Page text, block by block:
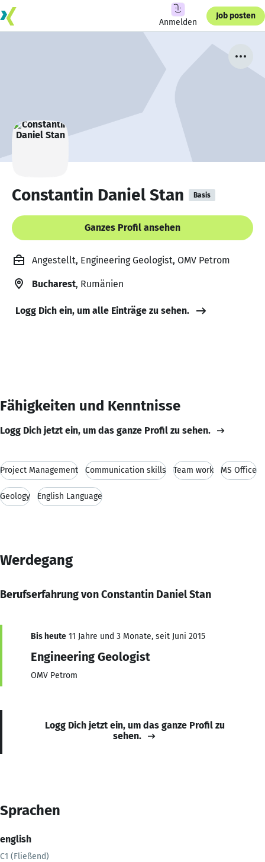
Anmelden
Job posten
Constantin Daniel Stan Basis
Ganzes Profil ansehen
Angestellt, Engineering Geologist, OMV Petrom
Bucharest, Rumänien
Logg Dich ein, um alle Einträge zu sehen.
Fähigkeiten und Kenntnisse
Logg Dich jetzt ein, um das ganze Profil zu sehen.
Project Management Communication skills Team work MS Office
Geology English Language
Werdegang
Berufserfahrung von Constantin Daniel Stan
Bis heute 11 Jahre und 3 Monate, seit Juni 2015
Engineering Geologist
OMV Petrom
Logg Dich jetzt ein, um das ganze Profil zu
sehen.
Sprachen
english
C1 (Fließend)